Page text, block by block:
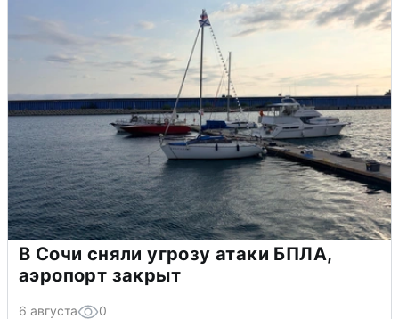
В Сочи сняли угрозу атаки БПЛА,
аэропорт закрыт
6 августа 0